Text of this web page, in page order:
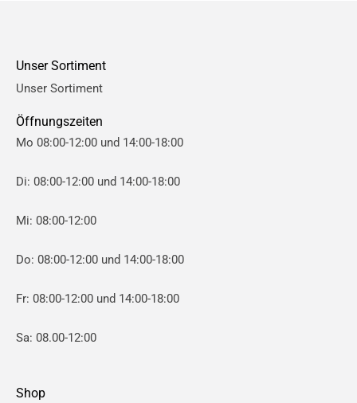
Unser Sortiment
Unser Sortiment
Öffnungszeiten
Mo 08:00-12:00 und 14:00-18:00
Di: 08:00-12:00 und 14:00-18:00
Mi: 08:00-12:00
Do: 08:00-12:00 und 14:00-18:00
Fr: 08:00-12:00 und 14:00-18:00
Sa: 08.00-12:00
Shop